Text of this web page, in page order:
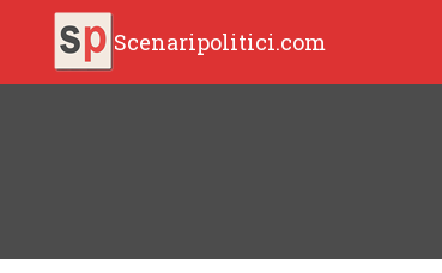
Scenaripolitici.com